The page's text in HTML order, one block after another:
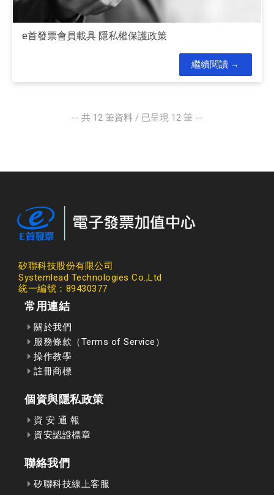
e首發票會員載具 隱私權保護政策
繼續閱讀
-- 共 12 筆資料 / 已呈現 12 筆 --
矽聯科技股份有限公司
Systemlead Technologies Co.,Ltd
統一編號：89430377
常用連結
關於我們
服務條款（Terms of Service）
操作教學
註冊商標
個資與隱私政策
資 安 通 報
資安認證標章
聯絡我們
矽聯科技線上客服